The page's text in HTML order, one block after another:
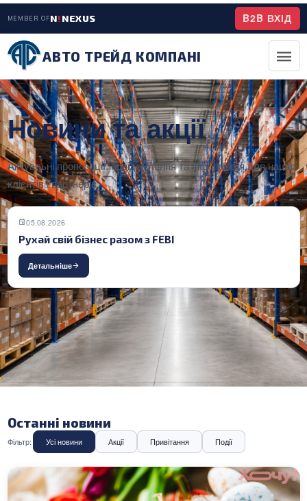
MEMBER OFN!NEXUS B2B ВХІД
АВТО ТРЕЙД КОМПАНІ
Новини та акції
Актуальні пропозиції, повідомлення та інформація для наших
клієнтів і партнерів.
05.08.2026
Рухай свій бізнес разом з FEBI
Детальніше
Останні новини
Фільтр: Усі новини Акції Привітання Події